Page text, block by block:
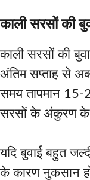
काली सरसों की
काली सरसों की
अंतिम सप्ताह से
समय तापमान 15-
सरसों के अंकुरण के
यदि बुवाई बहुत
के कारण नुकसान